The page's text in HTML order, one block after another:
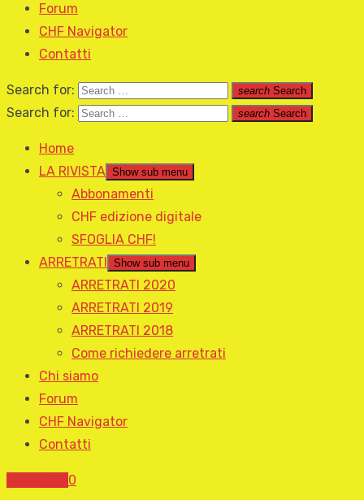
Forum
CHF Navigator
Contatti
Search for: search Search
Search for: search Search
Home
LA RIVISTA Show sub menu
Abbonamenti
CHF edizione digitale
SFOGLIA CHF!
ARRETRATI
Show sub menu
ARRETRATI 2020
ARRETRATI 2019
ARRETRATI 2018
Come richiedere arretrati
Chi siamo
Forum
CHF Navigator
Contatti
0